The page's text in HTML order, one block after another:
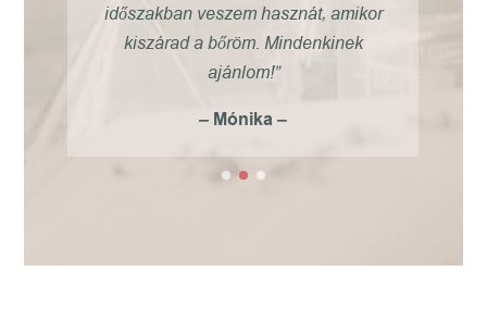
időszakban veszem hasznát, amikor
kiszárad a bőröm. Mindenkinek
ajánlom!”
– Mónika –